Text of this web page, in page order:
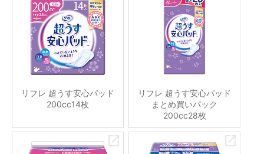
リフレ 超うす安心パッド
200cc14枚
リフレ 超うす安心パッド
まとめ買いパック
200cc28枚